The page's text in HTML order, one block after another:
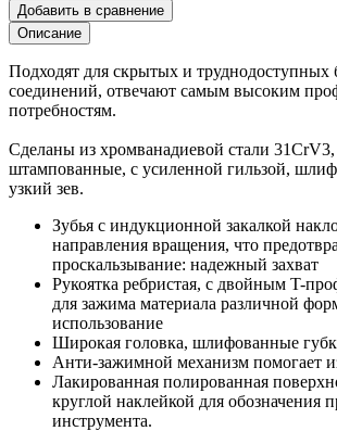
Добавить в сравнение
Описание
Подходят для скрытых и труднодоступных
соединений, отвечают самым высоким
потребностям.
Сделаны из хромванадиевой стали
штампованные, с усиленной гильзой,
узкий зев.
Зубья с индукционной закалкой
направления вращения, что
проскальзывание: надежный захват
Рукоятка ребристая, с двойным T-
для зажима материала различной
использование
Широкая головка, шлифованные
Анти-зажимной механизм помогает
Лакированная полированная
круглой наклейкой для обозначения
инструмента.